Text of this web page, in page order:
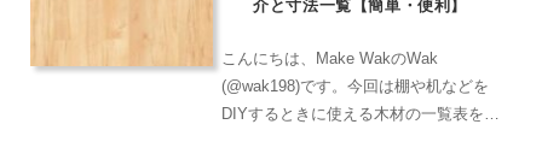
介と寸法一覧【簡単・便利】
こんにちは、Make WakのWak
(@wak198)です。今回は棚や机などを
DIYするときに使える木材の一覧表をお